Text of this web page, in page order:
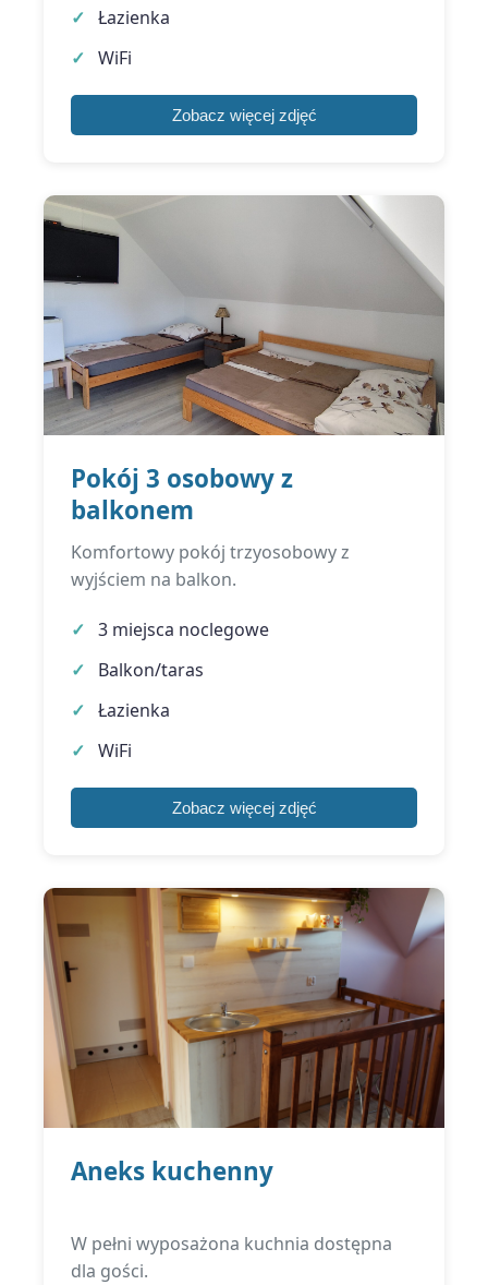
Łazienka
WiFi
Zobacz więcej zdjęć
Pokój 3 osobowy z
balkonem
Komfortowy pokój trzyosobowy z
wyjściem na balkon.
3 miejsca noclegowe
Balkon/taras
Łazienka
WiFi
Zobacz więcej zdjęć
Aneks kuchenny
W pełni wyposażona kuchnia dostępna
dla gości.